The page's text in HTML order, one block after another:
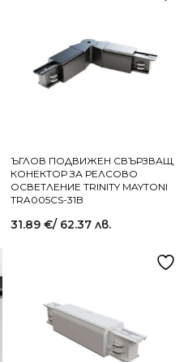
ЪГЛОВ ПОДВИЖЕН СВЪРЗВАЩ
КОНЕКТОР ЗА РЕЛСОВО
ОСВЕТЛЕНИЕ TRINITY MAYTONI
TRA005CS-31B
31.89 €/ 62.37 лв.